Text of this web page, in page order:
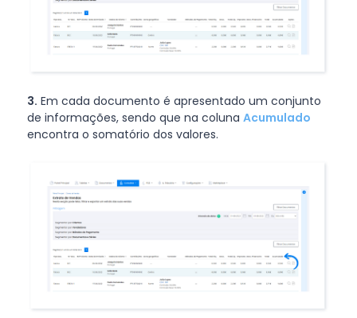
3. Em cada documento é apresentado um conjunto
de informações, sendo que na coluna Acumulado
encontra o somatório dos valores.